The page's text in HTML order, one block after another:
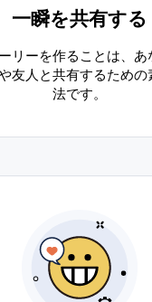
一瞬を共有する
リーを作ることは、あ
友人と共有するための
法です。